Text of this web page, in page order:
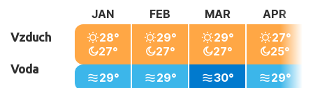
Vzduch
Voda
JAN
28°
27°
29°
FEB
29°
27°
29°
MAR
29°
27°
30°
APR
27°
25°
29°